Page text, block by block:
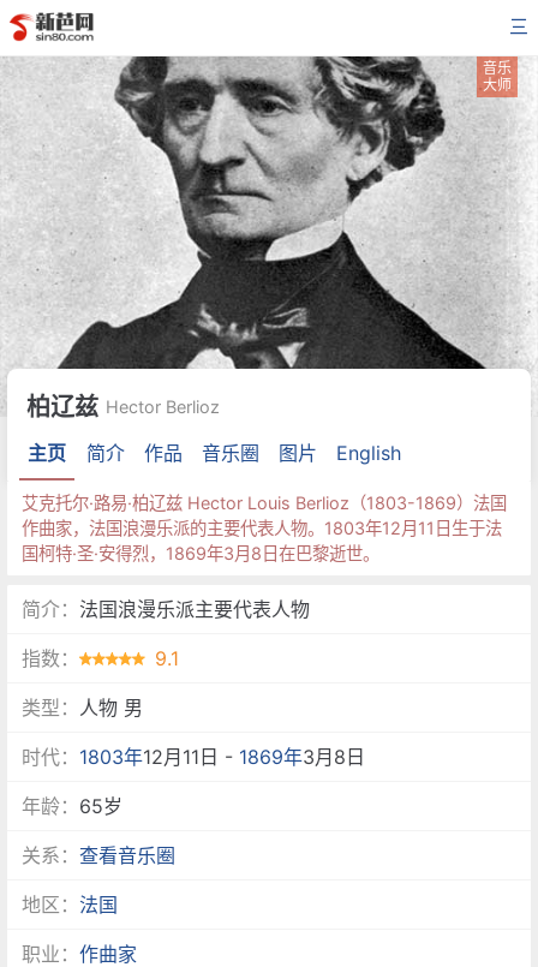
三
音乐
大师
柏辽兹 Hector Berlioz
主页 简介 作品 音乐圈 图片 English
艾克托尔·路易·柏辽兹 Hector Louis Berlioz（1803-1869）法国
作曲家，法国浪漫乐派的主要代表人物。1803年12月11日生于法
国柯特·圣·安得烈，1869年3月8日在巴黎逝世。
简介： 法国浪漫乐派主要代表人物
指数： 9.1
类型： 人物 男
时代： 1803年12月11日 - 1869年3月8日
年龄： 65岁
关系：查看音乐圈
地区： 法国
职业：作曲家